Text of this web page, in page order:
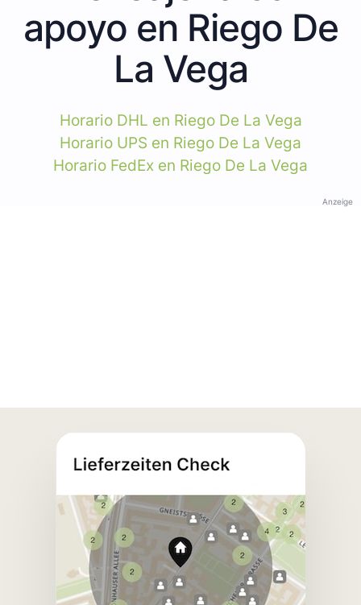
apoyo en Riego De
La Vega
Horario DHL en Riego De La Vega
Horario UPS en Riego De La Vega
Horario FedEx en Riego De La Vega
Anzeige